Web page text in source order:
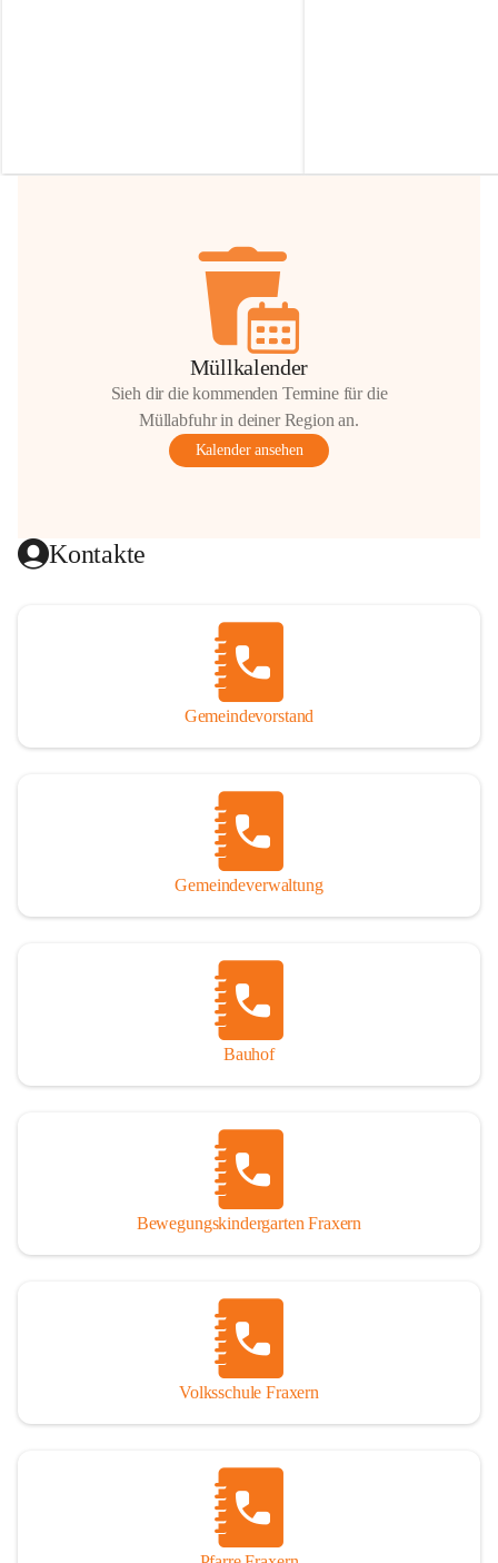
Hilfsbereitschaft!
Müllkalender
Sieh dir die kommenden Termine für die
Müllabfuhr in deiner Region an.
Kalender ansehen
Kontakte
Gemeindevorstand
Gemeindeverwaltung
Bauhof
Bewegungskindergarten Fraxern
Volksschule Fraxern